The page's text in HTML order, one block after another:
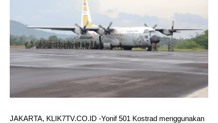
JAKARTA, KLIK7TV.CO.ID -Yonif 501 Kostrad menggunakan